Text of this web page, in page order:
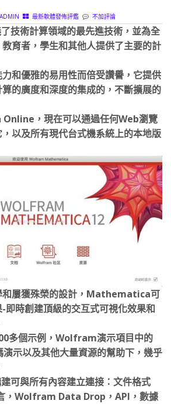
最新軟體發佈評鑑 不加評論
術計算領域的最先進技術，並為全
育者，學生和其他人提供了主要的計
和優雅的易用性而倍受讚譽，它提供
的廣度和深度的集成的，不斷擴展的
，現在可以通過任何Web瀏覽
以及所有現代台式機系統上的本地版
和屢獲殊榮的設計，Mathematica可
即時創建頂級的交互式可視化效果和
多個示例，Wolfram演示項目中的
示以及其他大量資源的幫助下，幾乎
與所有內容建立連接：文件格式
，Wolfram Data Drop，API，數據